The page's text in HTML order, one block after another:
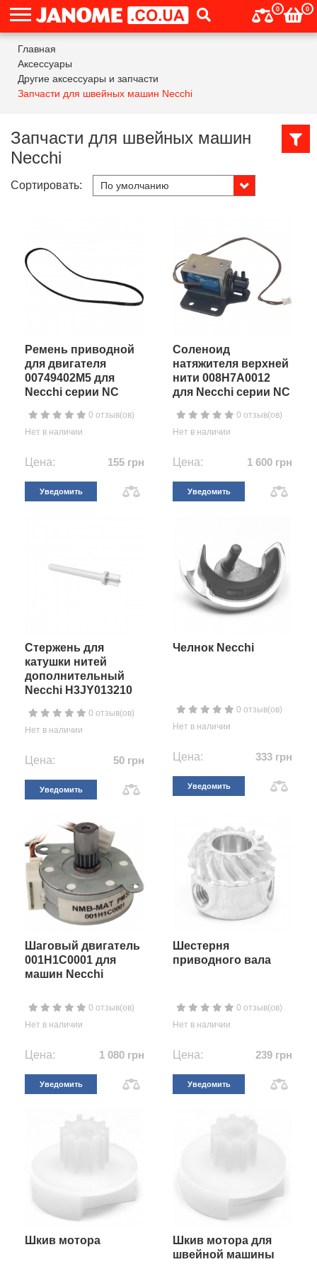
0 0
Главная
Аксессуары
Другие аксессуары и запчасти
Запчасти для швейных машин Necchi
Запчасти для швейных машин
Necchi
Сортировать:
Ремень приводной
для двигателя
00749402M5 для
Necchi серии NC
0 отзыв(ов)
Нет в наличии
Цена: 155 грн
Уведомить
Соленоид
натяжителя верхней
нити 008H7A0012
для Necchi серии NC
0 отзыв(ов)
Нет в наличии
Цена: 1 600 грн
Уведомить
Стержень для
катушки нитей
дополнительный
Necchi H3JY013210
0 отзыв(ов)
Нет в наличии
Цена: 50 грн
Уведомить
Челнок Necchi
0 отзыв(ов)
Нет в наличии
Цена: 333 грн
Уведомить
Шаговый двигатель
001H1C0001 для
машин Necchi
0 отзыв(ов)
Нет в наличии
Цена: 1 080 грн
Уведомить
Шестерня
приводного вала
0 отзыв(ов)
Нет в наличии
Цена: 239 грн
Уведомить
Шкив мотора
Шкив мотора для
швейной машины